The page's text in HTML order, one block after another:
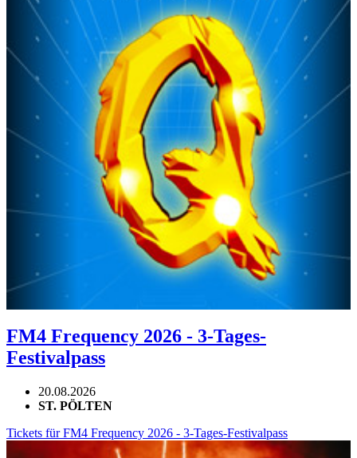
FM4 Frequency 2026 - 3-Tages-
Festivalpass
20.08.2026
ST. PÖLTEN
Tickets für FM4 Frequency 2026 - 3-Tages-Festivalpass